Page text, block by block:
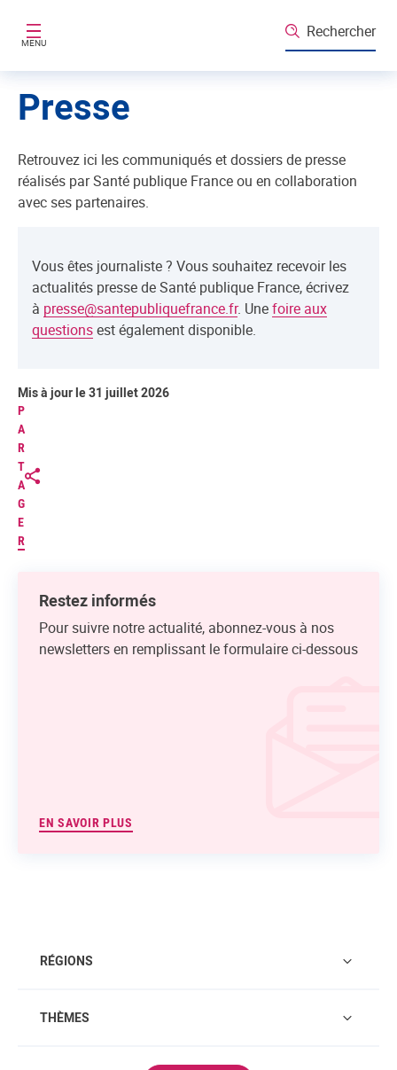
MENU
Rechercher
Presse
Retrouvez ici les communiqués et dossiers de presse
réalisés par Santé publique France ou en collaboration
avec ses partenaires.
Vous êtes journaliste ? Vous souhaitez recevoir les
actualités presse de Santé publique France, écrivez
à presse@santepubliquefrance.fr. Unefoire aux
questionsest également disponible.
P
A
R
T
A
G
E
R
Mis à jour le 31 juillet 2026
Restez informés
Pour suivre notre actualité, abonnez-vous à nos
newsletters en remplissant le formulaire ci-dessous
EN SAVOIR PLUS
RÉGIONS
THÈMES